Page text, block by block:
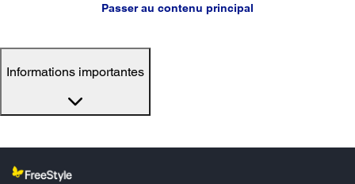
Passer au contenu principal
Informations importantes